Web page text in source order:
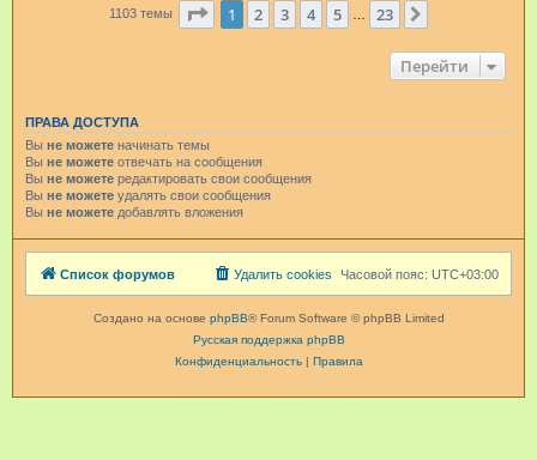
1103 темы Страница из 23
1 2 3 4 5 23
Перейти
ПРАВА ДОСТУПА
Вы не можете начинать темы
Вы не можете отвечать на сообщения
Вы не можете редактировать свои сообщения
Вы не можете удалять свои сообщения
Вы не можете добавлять вложения
Список форумов Часовой пояс: UTC+03:00
Удалить cookies
Создано на основе phpBB® Forum Software © phpBB Limited
Русская поддержка phpBB
Конфиденциальность| Правила